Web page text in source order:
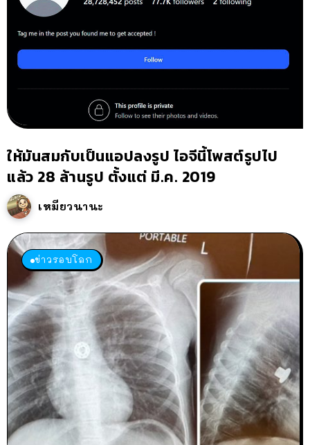
ให้มันสมกับเป็นแอปลงรูป ไอจีนี้โพสต์รูปไป
แล้ว 28 ล้านรูป ตั้งแต่ มี.ค. 2019
เหมียวนานะ
ข่าวรอบโลก